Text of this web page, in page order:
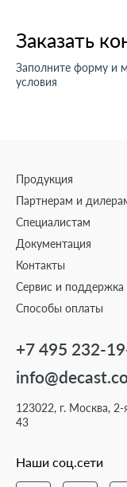
Заказать
Заполните форму и
условия
Продукция
Партнерам и
Специалистам
Документация
Контакты
Сервис и поддержка
Способы оплаты
+7 495 232-
123022, г. Москва, 2-
43
Наши соц.сети